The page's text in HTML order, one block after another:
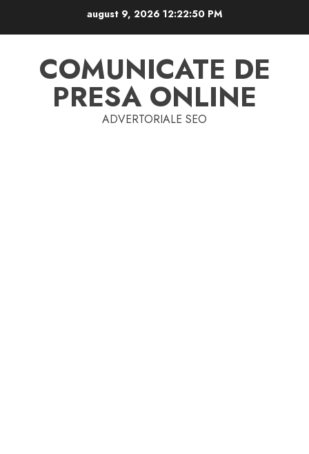
august 9, 2026 12:22:50 PM
COMUNICATE DE
PRESA ONLINE
ADVERTORIALE SEO